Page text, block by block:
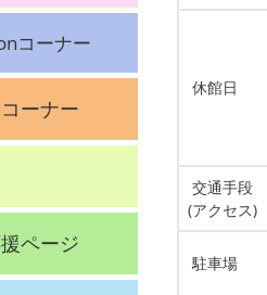
休館日
交通手段
(アクセス)
駐車場
コーナー
ーナー
ページ